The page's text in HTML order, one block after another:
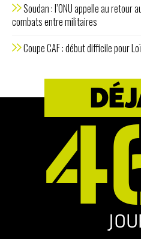
Soudan : l’ONU appelle au retour
combats entre militaires
Coupe CAF : début difficile pour